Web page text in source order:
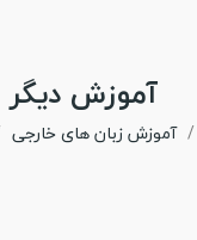
آموزش دیگر
آموزش زبان های خارجی